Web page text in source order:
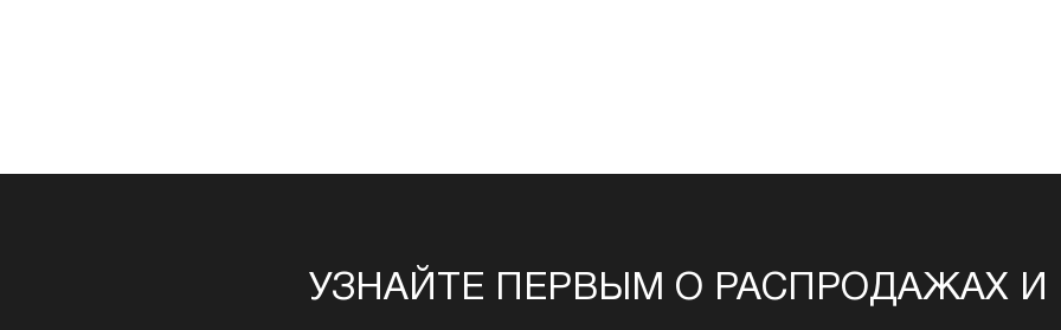
УЗНАЙТЕ ПЕРВЫМ О РАСПРОДАЖАХ И